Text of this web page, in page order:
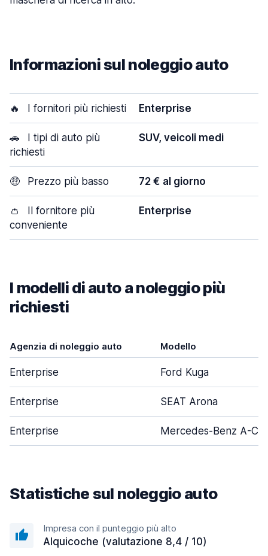
Informazioni sul noleggio auto
🔥 I fornitori più richiesti Enterprise
🚗
I tipi di auto più
richiesti
SUV, veicoli medi
🤑 Prezzo più basso 72 € al giorno
👛
Il fornitore più
conveniente
Enterprise
I modelli di auto a noleggio più
richiesti
Agenzia di noleggio auto Modello
Enterprise Ford Kuga
Enterprise SEAT Arona
Enterprise Mercedes-Benz A-
Statistiche sul noleggio auto
Impresa con il punteggio più alto
Alquicoche (valutazione 8,4 / 10)